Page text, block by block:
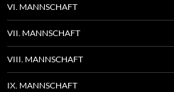
VI. MANNSCHAFT
VII. MANNSCHAFT
VIII. MANNSCHAFT
IX. MANNSCHAFT